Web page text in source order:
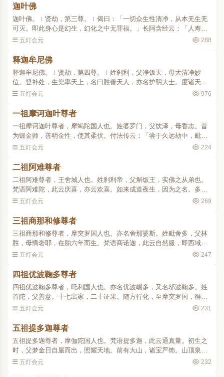
迦叶佛
迦叶佛。﹝贤劫，第三尊。﹞偈曰：「一切众生性清净，从本无生无
可灭。即此身心是幻生，幻化之中无罪福。」长阿含经云：「人寿二
万岁时，此佛出世。」种婆罗门，姓迦叶。父梵德，母财主。居波罗
五灯会元 288
释迦牟尼佛
释迦牟尼佛。﹝贤劫，第四尊。﹞姓刹利，父净饭天，母大清净妙
位。登补处，生兜率天上，名曰胜善天人，亦名护明大士。度诸天
众，说补处行，于十方界中，现身说法。普曜经云：「佛初生刹利王
五灯会元 976
一祖摩诃迦叶尊者
一祖摩诃迦叶尊者，摩竭陀国人也。姓婆罗门，父饮泽，母香志。昔
为锻金师，善明金性，使其柔伏。付法传云：「尝于久远劫中，毗婆
尸佛入涅槃后，四众起塔，塔中像面金色有缺坏。时有贫女，将金珠
五灯会元 224
二祖阿难尊者
二祖阿难尊者，王舍城人也。姓刹利帝，父斛饭王，实佛之从弟也。
梵语阿难陀，此云庆喜，亦云欢喜。如来成道夜生，因为之名。多闻
博达，智慧无碍。世尊以为总持第一，尝所赞叹。加以宿世有大功
五灯会元 269
三祖商那和修尊者
三祖商那和修尊者，摩突罗国人也。亦名舍那婆斯。姓毗舍多，父林
胜，母憍奢耶，在胎六年而生。梵语商诺迦，此云自然服，即西域九
枝秀草名也。若圣人降生，则此草生于净洁之地。和修生时，瑞草斯
五灯会元 247
四祖优波鞠多尊者
四祖优波鞠多尊者，吒利国人也。亦名优波崛多，又名邬波鞠多。姓
首陀，父善意。十七出家，二十证果。随方行化，至摩突罗国，得度
者甚众。由是魔宫震动，波旬愁怖，遂竭其魔力，以害正法。尊者即
五灯会元 231
五祖提多迦尊者
五祖提多迦尊者，摩伽陀国人也。梵语提多迦，此云通真量。初生之
时，父梦金日自屋而出，照耀天地。前有大山，诸宝严饰。山顶泉
涌，滂沱四流。后遇鞠多尊者，为解之曰：「宝山者，吾身也。泉涌
五灯会元 232